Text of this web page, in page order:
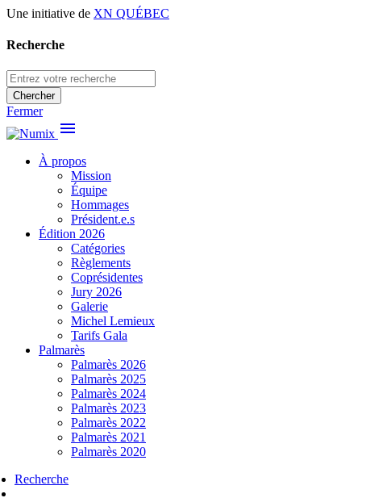
Une initiative de XN QUÉBEC
Recherche
Chercher
Fermer
menu
À propos
Mission
Équipe
Hommages
Président.e.s
Édition 2026
Catégories
Règlements
Coprésidentes
Jury 2026
Galerie
Michel Lemieux
Tarifs Gala
Palmarès
Palmarès 2026
Palmarès 2025
Palmarès 2024
Palmarès 2023
Palmarès 2022
Palmarès 2021
Palmarès 2020
Recherche